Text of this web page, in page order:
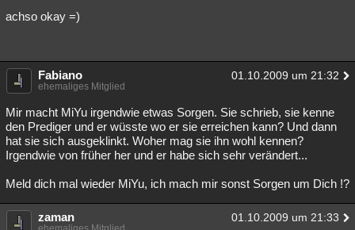
achso okay =)
Fabiano 01.10.2009 um 21:32
ehemaliges Mitglied
Mir macht MiYu irgendwie etwas Sorgen. Sie schrieb, sie kenne
den Prediger und er wüsste wo er sie erreichen kann? Und dann
hat sie sich ausgeklinkt. Woher mag sie ihn wohl kennen?
Irgendwie von früher her und er habe sich sehr verändert...
Meld dich mal wieder MiYu, ich mach mir sonst Sorgen um Dich !?
zaman 01.10.2009 um 21:33